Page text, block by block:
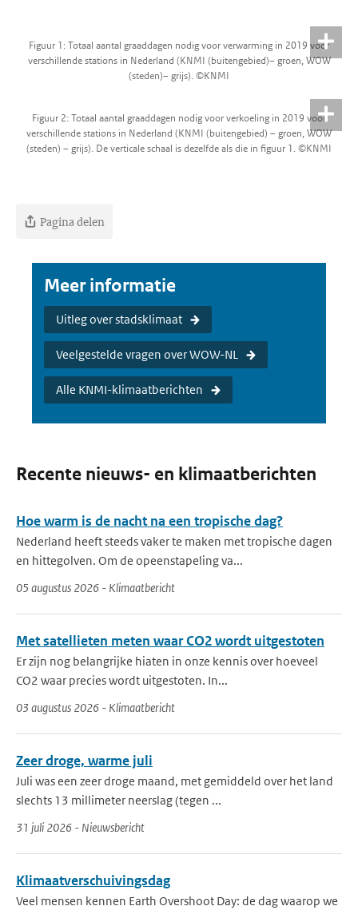
Figuur 1: Totaal aantal graaddagen nodig voor verwarming in 2019 voor
verschillende stations in Nederland (KNMI (buitengebied)– groen, WOW
(steden)– grijs). ©KNMI
Figuur 2: Totaal aantal graaddagen nodig voor verkoeling in 2019 voor
verschillende stations in Nederland (KNMI (buitengebied) – groen, WOW
(steden) – grijs). De verticale schaal is dezelfde als die in figuur 1. ©KNMI
Pagina delen
Meer informatie
Uitleg over stadsklimaat
Veelgestelde vragen over WOW-NL
Alle KNMI-klimaatberichten
Recente nieuws- en klimaatberichten
Hoe warm is de nacht na een tropische dag?
Nederland heeft steeds vaker te maken met tropische dagen
en hittegolven. Om de opeenstapeling va...
05 augustus 2026 - Klimaatbericht
Met satellieten meten waar CO2 wordt uitgestoten
Er zijn nog belangrijke hiaten in onze kennis over hoeveel
CO2 waar precies wordt uitgestoten. In...
03 augustus 2026 - Klimaatbericht
Zeer droge, warme juli
Juli was een zeer droge maand, met gemiddeld over het land
slechts 13 millimeter neerslag (tegen ...
31 juli 2026 - Nieuwsbericht
Klimaatverschuivingsdag
Veel mensen kennen Earth Overshoot Day: de dag waarop we